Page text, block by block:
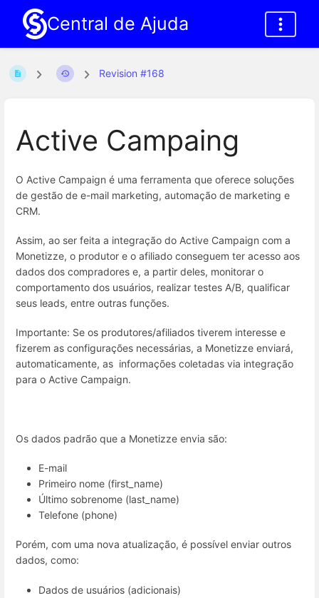
Central de Ajuda
Revision #168
Active Campaing
O Active Campaign é uma ferramenta que oferece soluções
de gestão de e-mail marketing, automação de marketing e
CRM.
Assim, ao ser feita a integração do Active Campaign com a
Monetizze, o produtor e o afiliado conseguem ter acesso aos
dados dos compradores e, a partir deles, monitorar o
comportamento dos usuários, realizar testes A/B, qualificar
seus leads, entre outras funções.
Importante: Se os produtores/afiliados tiverem interesse e
fizerem as configurações necessárias, a Monetizze enviará,
automaticamente, as informações coletadas via integração
para o Active Campaign.
Os dados padrão que a Monetizze envia são:
E-mail
Primeiro nome (first_name)
Último sobrenome (last_name)
Telefone (phone)
Porém, com uma nova atualização, é possível enviar outros
dados, como:
Dados de usuários (adicionais)